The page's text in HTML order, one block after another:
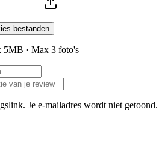
bestanden
5MB · Max 3 foto's
Je e-mailadres wordt niet getoond.